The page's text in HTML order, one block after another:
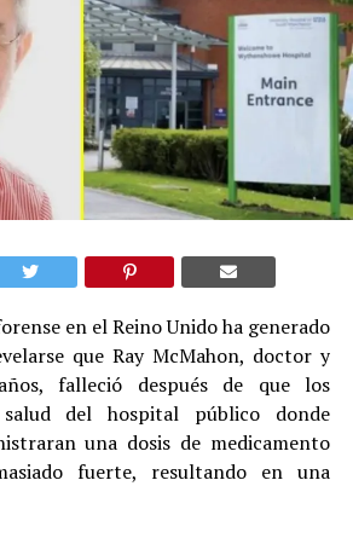
en el Reino Unido ha generado
que Ray McMahon, doctor y
falleció después de que los
del hospital público donde
una dosis de medicamento
fuerte, resultando en una